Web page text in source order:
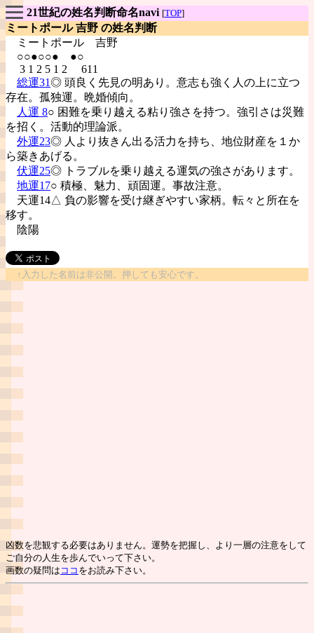
21世紀の姓名判断命名navi [TOP]
ミートポール 吉野 の姓名判断
ミートポール 吉野
○○●○○● ●○
3 1 2 5 1 2 611
総運31◎ 頭良く先見の明あり。意志も強く人の上に立つ
存在。孤独運。晩婚傾向。
人運 8○ 困難を乗り越える粘り強さを持つ。強引さは災難
を招く。活動的理論派。
外運23◎ 人より抜きん出る活力を持ち、地位財産を１か
ら築きあげる。
伏運25◎ トラブルを乗り越える運気の強さがあります。
地運17○ 積極、魅力、頑固運。事故注意。
天運14△ 負の影響を受け継ぎやすい家柄。転々と所在を
移す。
陰陽
↑入力した名前は非公開。押しても安心です。
凶数を悲観する必要はありません。運勢を把握し、より一層の注意をして
ご自分の人生を歩んでいって下さい。
画数の疑問は ココ をお読み下さい。